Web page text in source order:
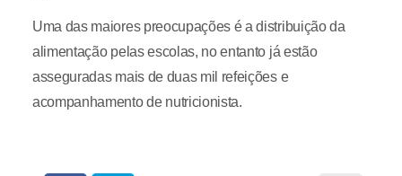
Uma das maiores preocupações é a distribuição da
alimentação pelas escolas, no entanto já estão
asseguradas mais de duas mil refeições e
acompanhamento de nutricionista.